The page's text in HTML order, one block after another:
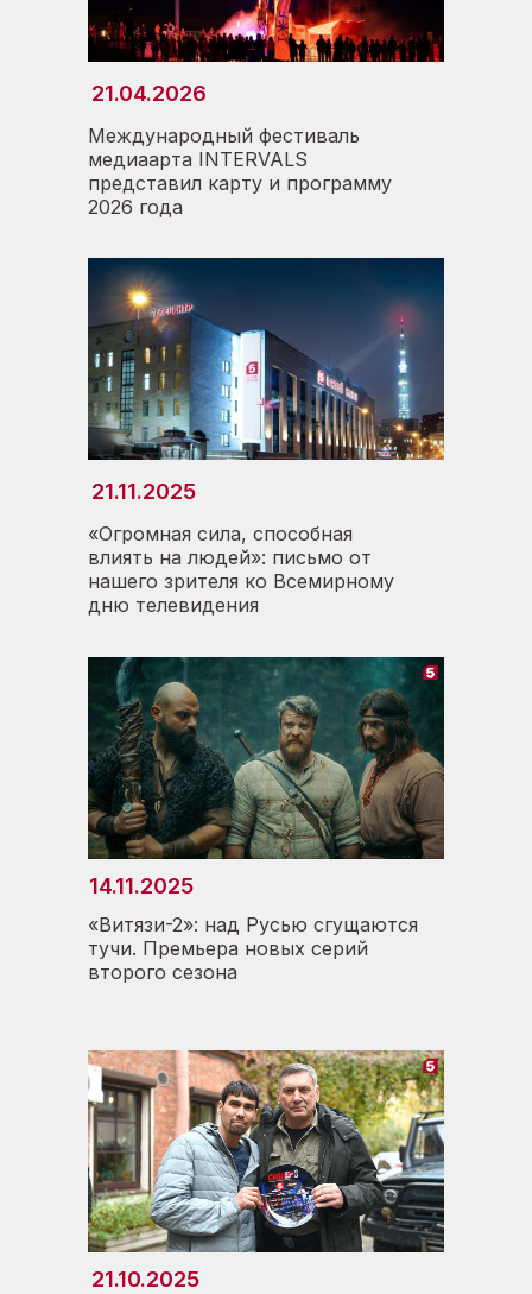
03.09.2024
01.09.2024
Расследование продолжается: в
павильонах телецентра начались
Прикосновение к истории:
запуск цикла интервью с
ветеранами и
21.10.2025
14.11.2025
«Витязи-2»: над Русью сгущаются
тучи. Премьера новых серий
второго сезона
21.11.2025
«Огромная сила, способная
влиять на людей»: письмо от
нашего зрителя ко Всемирному
дню телевидения
21.04.2026
Международный фестиваль
медиаарта INTERVALS
представил карту и программу
2026 года